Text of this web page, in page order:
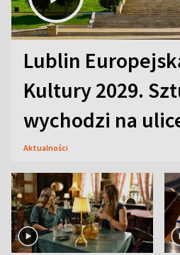
Lublin
Kultury 2029.
wychodzi na
Aktualności